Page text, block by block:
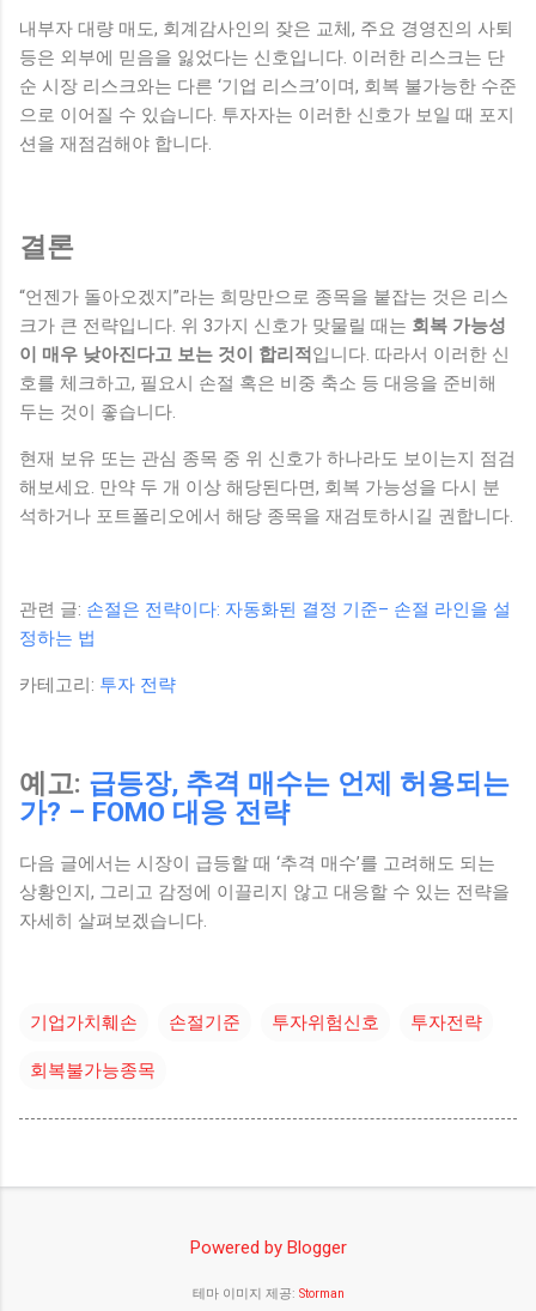
내부자 대량 매도, 회계감사인의 잦은 교체, 주요 경영진의 사퇴
등은 외부에 믿음을 잃었다는 신호입니다. 이러한 리스크는 단
순 시장 리스크와는 다른 ‘기업 리스크’이며, 회복 불가능한 수준
으로 이어질 수 있습니다. 투자자는 이러한 신호가 보일 때 포지
션을 재점검해야 합니다.
결론
“언젠가 돌아오겠지”라는 희망만으로 종목을 붙잡는 것은 리스
크가 큰 전략입니다. 위 3가지 신호가 맞물릴 때는 회복 가능성
이 매우 낮아진다고 보는 것이 합리적 입니다. 따라서 이러한 신
호를 체크하고, 필요시 손절 혹은 비중 축소 등 대응을 준비해
두는 것이 좋습니다.
현재 보유 또는 관심 종목 중 위 신호가 하나라도 보이는지 점검
해보세요. 만약 두 개 이상 해당된다면, 회복 가능성을 다시 분
석하거나 포트폴리오에서 해당 종목을 재검토하시길 권합니다.
관련 글: 손절은 전략이다: 자동화된 결정 기준– 손절 라인을 설
정하는 법
카테고리: 투자 전략
예고: 급등장, 추격 매수는 언제 허용되는
가? – FOMO 대응 전략
다음 글에서는 시장이 급등할 때 ‘추격 매수’를 고려해도 되는
상황인지, 그리고 감정에 이끌리지 않고 대응할 수 있는 전략을
자세히 살펴보겠습니다.
기업가치훼손 손절기준 투자위험신호 투자전략
회복불가능종목
Powered by Blogger
테마 이미지 제공: Storman